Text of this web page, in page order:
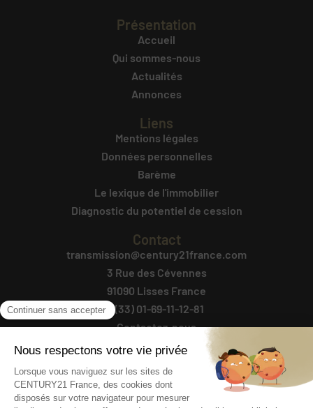
Présentation
Accueil
Qui sommes-nous
Actualités
Annonces
Liens
Mentions légales
Données personnelles
Barème
Le lexique de l'immobilier
Diagnostic du potentiel de cession
Contact
transmission@century21france.com
3 Rue des Cévennes
91090 Lisses France
+(33) 01-69-11-12-81
Contactez-nous
Suivez-Nous